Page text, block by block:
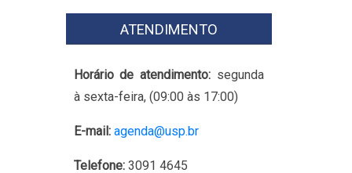
ATENDIMENTO
Horário de atendimento: segunda
à sexta-feira, (09:00 às 17:00)
E-mail: agenda@usp.br
Telefone:3091 4645